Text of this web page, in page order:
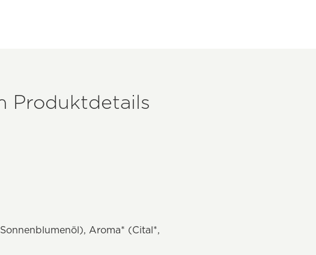
Produktdetails
Aroma* (Cital*,